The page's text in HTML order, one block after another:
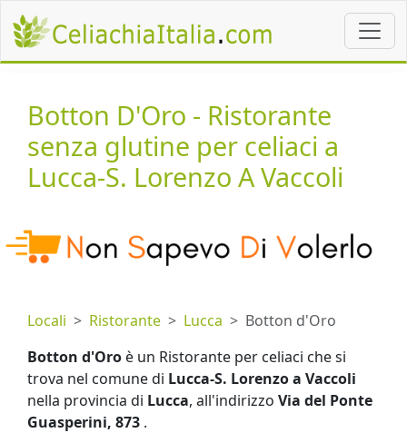
Botton D'Oro - Ristorante
senza glutine per celiaci a
Lucca-S. Lorenzo A Vaccoli
Locali Ristorante Lucca
Botton d'Oro
Botton d'Oro è un Ristorante per celiaci che si
trova nel comune di Lucca-S. Lorenzo a Vaccoli
nella provincia di Lucca, all'indirizzo Via del Ponte
Guasperini, 873 .